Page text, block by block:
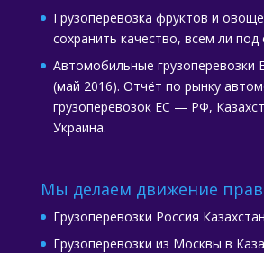
Грузоперевозка фруктов и
сохранить качество, всем ли под
Автомобильные грузоперевозки
(май 2016). Отчёт по рынку
грузоперевозок ЕС — РФ,
Украина.
Мы делаем движение
Грузоперевозки Россия Казахстан
Грузоперевозки из Москвы в